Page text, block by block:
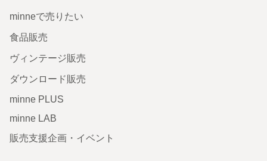
minneで売りたい
食品販売
ヴィンテージ販売
ダウンロード販売
minne PLUS
minne LAB
販売支援企画・イベント